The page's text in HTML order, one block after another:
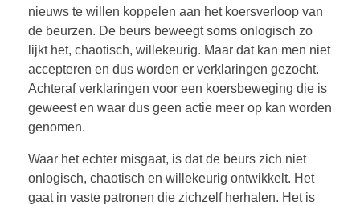
nieuws te willen koppelen aan het koersverloop van
de beurzen. De beurs beweegt soms onlogisch zo
lijkt het, chaotisch, willekeurig. Maar dat kan men niet
accepteren en dus worden er verklaringen gezocht.
Achteraf verklaringen voor een koersbeweging die is
geweest en waar dus geen actie meer op kan worden
genomen.
Waar het echter misgaat, is dat de beurs zich niet
onlogisch, chaotisch en willekeurig ontwikkelt. Het
gaat in vaste patronen die zichzelf herhalen. Het is